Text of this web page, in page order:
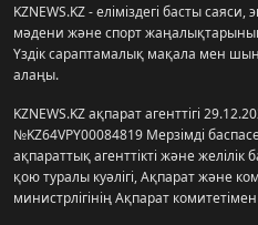
KZNEWS.KZ - еліміздегі басты
мәдени және спорт жаңалықтарының
Үздік сараптамалық мақала мен
алаңы.
KZNEWS.KZ ақпарат агенттігі
№KZ64VPY00084819 Мерзімді
ақпараттық агенттікті және
қою туралы куәлігі, Ақпарат және
министрлігінің Ақпарат